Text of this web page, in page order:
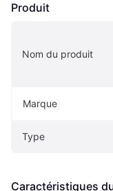
Produit
Nom du produit
Marque
Type
Caractéristiques